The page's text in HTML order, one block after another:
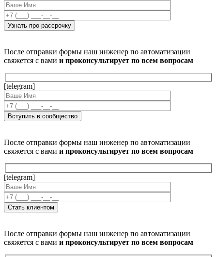
После отправки формы наш инженер по автоматизации
свяжется с вами и проконсультирует по всем вопросам
[telegram]
После отправки формы наш инженер по автоматизации
свяжется с вами и проконсультирует по всем вопросам
[telegram]
После отправки формы наш инженер по автоматизации
свяжется с вами и проконсультирует по всем вопросам